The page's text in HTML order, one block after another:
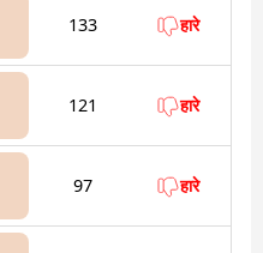
133 हारे
121 हारे
97 हारे